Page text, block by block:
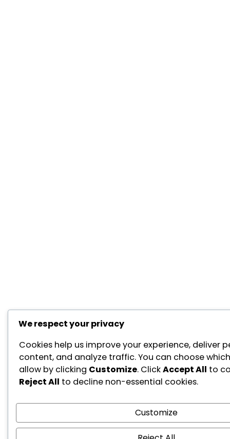
We respect your privacy
Cookies help us improve your experience, deliver
content, and analyze traffic. You can choose
allow by clicking Customize. ClickAccept All to
Reject All to decline non-essential cookies.
Customize